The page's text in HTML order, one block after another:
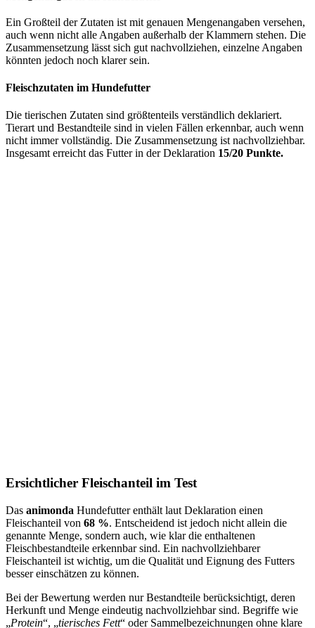
Ein Großteil der Zutaten ist mit genauen Mengenangaben versehen,
auch wenn nicht alle Angaben außerhalb der Klammern stehen. Die
Zusammensetzung lässt sich gut nachvollziehen, einzelne Angaben
könnten jedoch noch klarer sein.
Fleischzutaten im Hundefutter
Die tierischen Zutaten sind größtenteils verständlich deklariert.
Tierart und Bestandteile sind in vielen Fällen erkennbar, auch wenn
nicht immer vollständig. Die Zusammensetzung ist nachvollziehbar.
Insgesamt erreicht das Futter in der Deklaration 15/20 Punkte.
Ersichtlicher Fleischanteil im Test
Das animonda Hundefutter enthält laut Deklaration einen
Fleischanteil von 68 %. Entscheidend ist jedoch nicht allein die
genannte Menge, sondern auch, wie klar die enthaltenen
Fleischbestandteile erkennbar sind. Ein nachvollziehbarer
Fleischanteil ist wichtig, um die Qualität und Eignung des Futters
besser einschätzen zu können.
Bei der Bewertung werden nur Bestandteile berücksichtigt, deren
Herkunft und Menge eindeutig nachvollziehbar sind. Begriffe wie
„Protein“, „tierisches Fett“ oder Sammelbezeichnungen ohne klare